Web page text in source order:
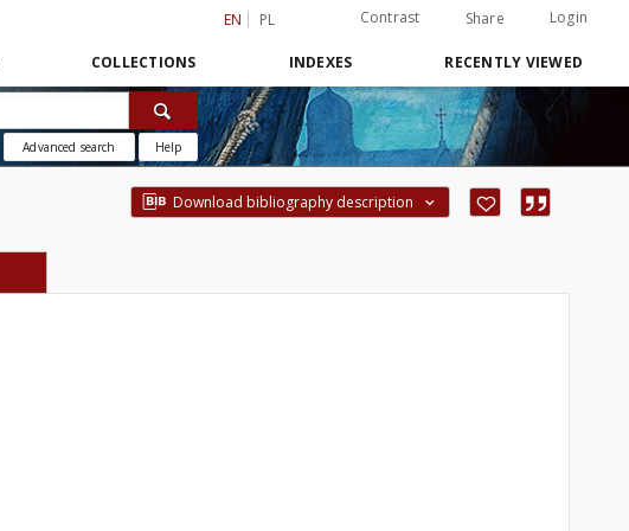
EN PL Contrast Share Login
COLLECTIONS INDEXES RECENTLY VIEWED
Advanced search Help
Download bibliography description